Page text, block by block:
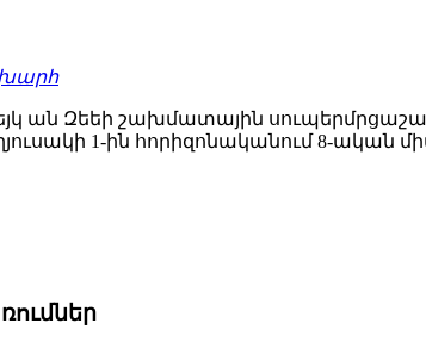
ան Զեեի շախմատային
1-ին հորիզոնականում 8-ական